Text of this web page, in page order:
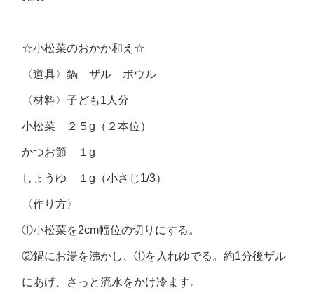
☆小松菜のおかか和え☆
〈道具〉鍋 ザル ボウル
〈材料〉子ども1人分
小松菜 ２５g（２本位）
かつお節 １g
しょうゆ １g（小さじ1/3）
〈作り方〉
①小松菜を2cm幅位の切りにする。
②鍋にお湯を沸かし、①を入れゆでる。約1分後ザル
にあげ、さっと流水をかけ冷ます。